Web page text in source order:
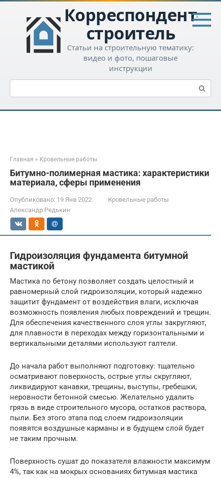
Перейти
контенту
Корреспондент-
строитель
Статьи на строительную тематику:
видео и фото, пошаговые
инструкции
Поиск:
Главная » Кровельные работы
Битумно-полимерная мастика: характеристики
материала, сферы применения
Опубликовано: 19 Янв 2022
Кровельные работы
Александр Редькин
Гидроизоляция фундамента битумной
мастикой
Мастика по бетону позволяет создать целостный и
равномерный слой гидроизоляции, который надежно
защитит фундамент от воздействия влаги, исключая
возможность появления любых повреждений и трещин.
Для обеспечения качественного слоя углы закругляют,
для плавности в переходах между горизонтальными и
вертикальными деталями используют галтели.
До начала работ выполняют подготовку: тщательно
осматривают поверхность, острые углы скругляют,
ликвидируют канавки, трещины, выступы, гребешки,
неровности бетонной смесью. Желательно удалить
грязь в виде строительного мусора, остатков раствора,
пыли. Без этого этапа под слоем гидроизоляции
появятся воздушные карманы и в будущем слой будет
не таким прочным.
Поверхность сушат до показателя влажности максимум
4%, так как на мокрых основаниях битумная мастика